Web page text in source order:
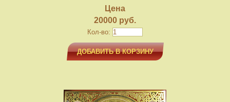
Цена
20000 руб.
Кол-во:
ДОБАВИТЬ В КОРЗИНУ